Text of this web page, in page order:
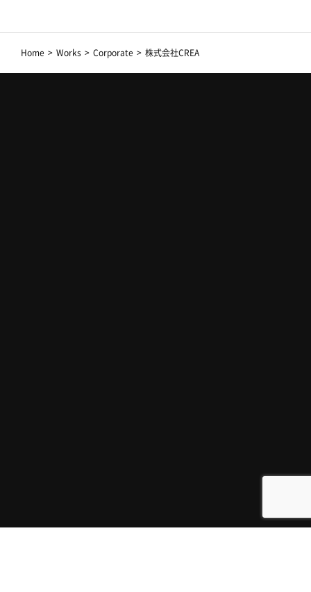
Home > Works > Corporate > 株式会社CREA